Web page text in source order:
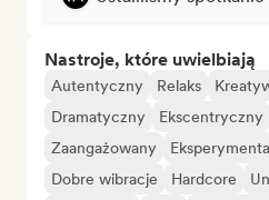
Nastroje, które uwielbiają
Autentyczny Relaks
Dramatyczny
Ekscentryczny
Zaangażowany
Dobre wibracje
Hardcore